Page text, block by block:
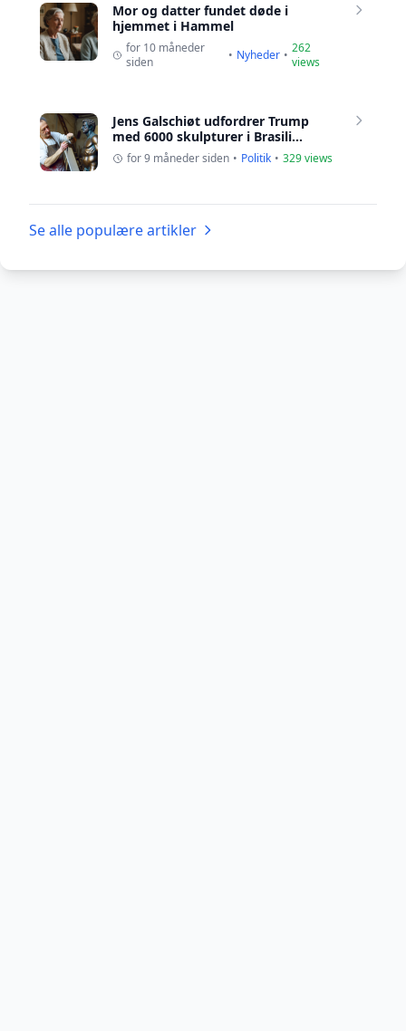
Mor og datter fundet døde i
hjemmet i Hammel
for 10 måneder
siden
• Nyheder • 262
views
Jens Galschiøt udfordrer Trump
med 6000 skulpturer i Brasili...
for 9 måneder siden • Politik • 329 views
Se alle populære artikler